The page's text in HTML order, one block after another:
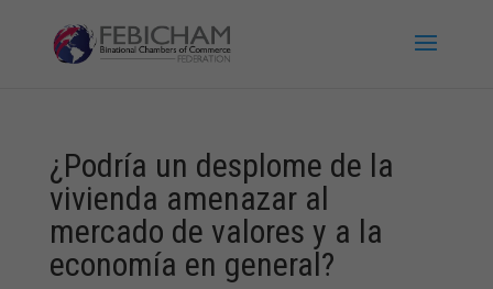
¿Podría un desplome de la
vivienda amenazar al
mercado de valores y a la
economía en general?